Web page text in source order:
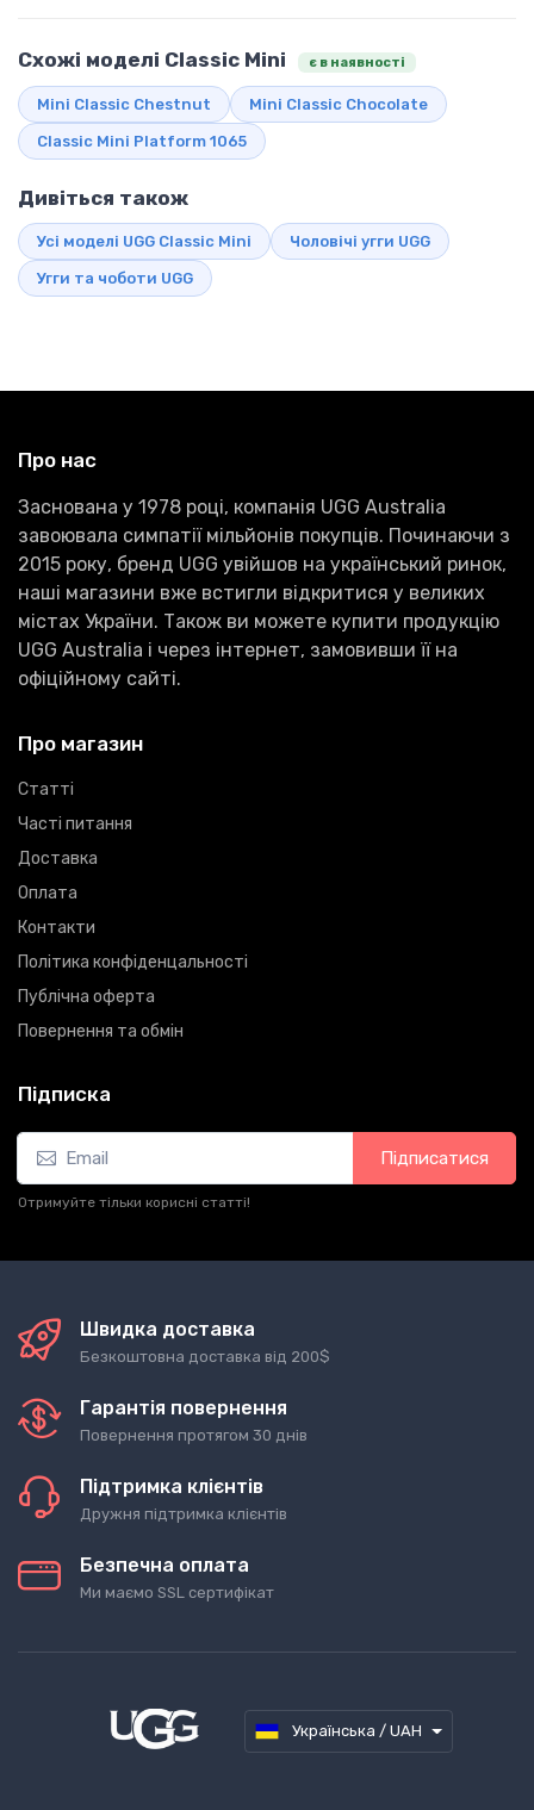
Схожі моделі Classic Mini є в наявності
Mini Classic Chestnut Mini Classic Chocolate
Classic Mini Platform 1065
Дивіться також
Усі моделі UGG Classic Mini Чоловічі угги UGG
Угги та чоботи UGG
Про нас
Заснована у 1978 році, компанія UGG Australia
завоювала симпатії мільйонів покупців. Починаючи з
2015 року, бренд UGG увійшов на український ринок,
наші магазини вже встигли відкритися у великих
містах України. Також ви можете купити продукцію
UGG Australia і через інтернет, замовивши її на
офіційному сайті.
Про магазин
Статті
Часті питання
Доставка
Оплата
Контакти
Політика конфіденцальності
Публічна оферта
Повернення та обмін
Підписка
Підписатися
Отримуйте тільки корисні статті!
Швидка доставка
Безкоштовна доставка від 200$
Гарантія повернення
Повернення протягом 30 днів
Підтримка клієнтів
Дружня підтримка клієнтів
Безпечна оплата
Ми маємо SSL сертифікат
Українська / UAH